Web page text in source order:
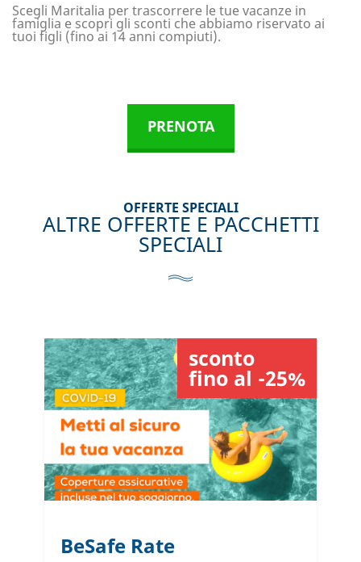
Scegli Maritalia per trascorrere le tue vacanze in
famiglia e scopri gli sconti che abbiamo riservato ai
tuoi figli (fino ai 14 anni compiuti).
PRENOTA
OFFERTE SPECIALI
ALTRE OFFERTE E PACCHETTI
SPECIALI
sconto
fino al -25%
BeSafe Rate